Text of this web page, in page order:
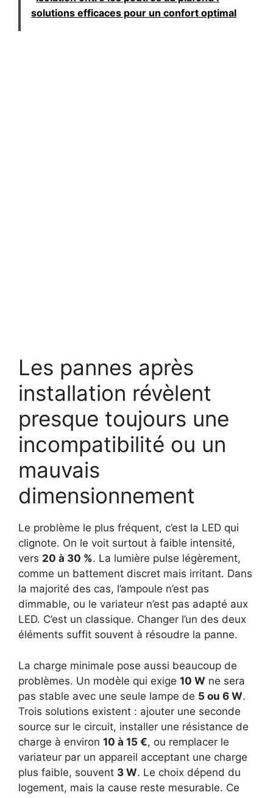
solutions efficaces pour un confort optimal
Les pannes après
installation révèlent
presque toujours une
incompatibilité ou un
mauvais
dimensionnement
Le problème le plus fréquent, c’est la LED qui
clignote. On le voit surtout à faible intensité,
vers 20 à 30 %. La lumière pulse légèrement,
comme un battement discret mais irritant. Dans
la majorité des cas, l’ampoule n’est pas
dimmable, ou le variateur n’est pas adapté aux
LED. C’est un classique. Changer l’un des deux
éléments suffit souvent à résoudre la panne.
La charge minimale pose aussi beaucoup de
problèmes. Un modèle qui exige 10 W ne sera
pas stable avec une seule lampe de 5 ou 6 W.
Trois solutions existent : ajouter une seconde
source sur le circuit, installer une résistance de
charge à environ 10 à 15 €, ou remplacer le
variateur par un appareil acceptant une charge
plus faible, souvent 3 W. Le choix dépend du
logement, mais la cause reste mesurable. Ce